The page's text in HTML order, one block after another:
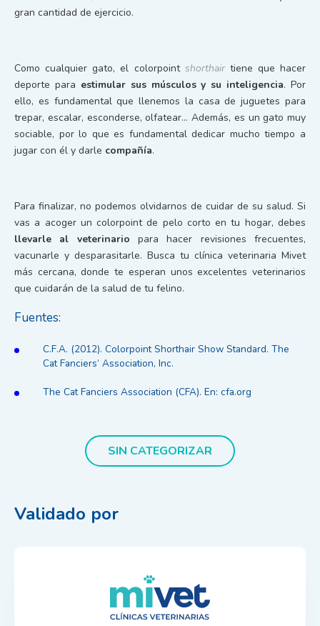
gran cantidad de ejercicio.
Como cualquier gato, el colorpoint shorthairtiene que hacer
deporte para estimular sus músculos y su inteligencia. Por
ello, es fundamental que llenemos la casa de juguetes para
trepar, escalar, esconderse, olfatear… Además, es un gato muy
sociable, por lo que es fundamental dedicar mucho tiempo a
jugar con él y darle compañía.
Para finalizar, no podemos olvidarnos de cuidar de su salud. Si
vas a acoger un colorpoint de pelo corto en tu hogar, debes
llevarle al veterinario para hacer revisiones frecuentes,
vacunarle y desparasitarle. Busca tu clínica veterinaria Mivet
más cercana, donde te esperan unos excelentes veterinarios
que cuidarán de la salud de tu felino.
Fuentes:
C.F.A. (2012). Colorpoint Shorthair Show Standard. The
Cat Fanciers’ Association, Inc.
The Cat Fanciers Association (CFA). En: cfa.org
SIN CATEGORIZAR
Validado por